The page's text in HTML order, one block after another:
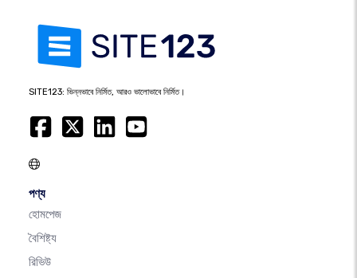
SITE123: ভিন্নভাবে নির্মিত, আরও ভালোভাবে নির্মিত।
পণ্য
হোমপেজ
বৈশিষ্ট্য
রিভিউ